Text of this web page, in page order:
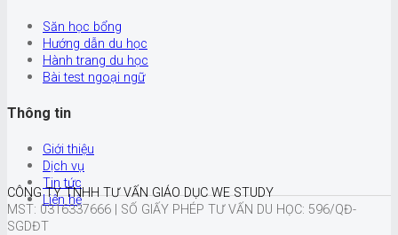
Săn học bổng
Hướng dẫn du học
Hành trang du học
Bài test ngoại ngữ
Thông tin
Giới thiệu
Dịch vụ
Tin tức
Liên hệ
CÔNG TY TNHH TƯ VẤN GIÁO DỤC WE STUDY
MST: 0316337666 | SỐ GIẤY PHÉP TƯ VẤN DU HỌC: 596/QĐ-
SGDĐT